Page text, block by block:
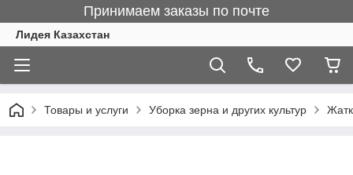
Принимаем заказы по почте
Лидея Казахстан
Товары и услуги Уборка зерна и других культур